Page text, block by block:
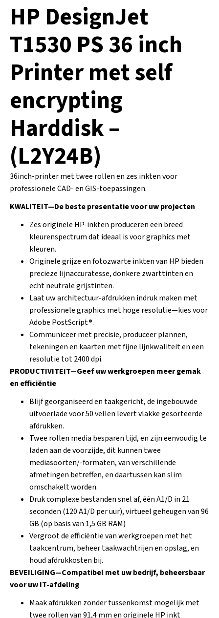
HP DesignJet
T1530 PS 36 inch
Printer met self
encrypting
Harddisk –
(L2Y24B)
36inch-printer met twee rollen en zes inkten voor
professionele CAD- en GIS-toepassingen.
KWALITEIT—De beste presentatie voor uw projecten
Zes originele HP-inkten produceren een breed
kleurenspectrum dat ideaal is voor graphics met
kleuren.
Originele grijze en fotozwarte inkten van HP bieden
precieze lijnaccuratesse, donkere zwarttinten en
echt neutrale grijstinten.
Laat uw architectuur-afdrukken indruk maken met
professionele graphics met hoge resolutie—kies voor
Adobe PostScript®.
Communiceer met precisie, produceer plannen,
tekeningen en kaarten met fijne lijnkwaliteit en een
resolutie tot 2400 dpi.
PRODUCTIVITEIT—Geef uw werkgroepen meer gemak
en efficiëntie
Blijf georganiseerd en taakgericht, de ingebouwde
uitvoerlade voor 50 vellen levert vlakke gesorteerde
afdrukken.
Twee rollen media besparen tijd, en zijn eenvoudig te
laden aan de voorzijde, dit kunnen twee
mediasoorten/-formaten, van verschillende
afmetingen betreffen, en daartussen kan slim
omschakelt worden.
Druk complexe bestanden snel af, één A1/D in 21
seconden (120 A1/D per uur), virtueel geheugen van 96
GB (op basis van 1,5 GB RAM)
Vergroot de efficiëntie van werkgroepen met het
taakcentrum, beheer taakwachtrijen en opslag, en
houd afdrukkosten bij.
BEVEILIGING—Compatibel met uw bedrijf, beheersbaar
voor uw IT-afdeling
Maak afdrukken zonder tussenkomst mogelijk met
twee rollen van 91,4 mm en originele HP inkt